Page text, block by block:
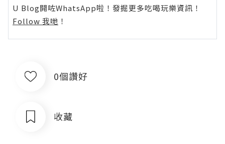
U Blog開咗WhatsApp啦！發掘更多吃喝玩樂資訊！
Follow 我哋 ！
0個讚好
收藏